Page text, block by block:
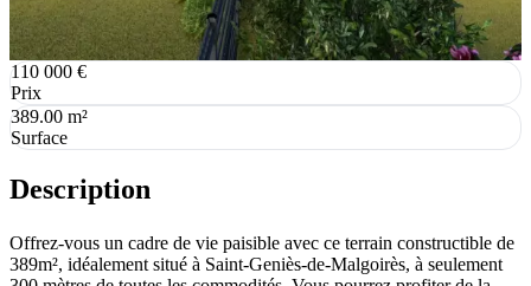
110 000 €
Prix
389.00 m²
Surface
Description
Offrez-vous un cadre de vie paisible avec ce terrain constructible de
389m², idéalement situé à Saint-Geniès-de-Malgoirès, à seulement